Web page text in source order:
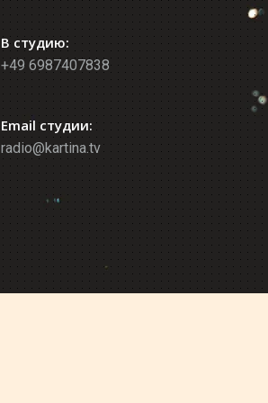
В студию:
+49 6987407838
Email студии:
radio@kartina.tv